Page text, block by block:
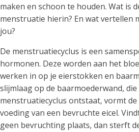
maken en schoon te houden. Wat is
menstruatie hierin? En wat vertellen
jou?
De menstruatiecyclus is een
hormonen. Deze worden aan het
werken in op je eierstokken en
slijmlaag op de baarmoederwand,
menstruatiecyclus ontstaat, vormt
voeding van een bevruchte eicel.
geen bevruchting plaats, dan sterft